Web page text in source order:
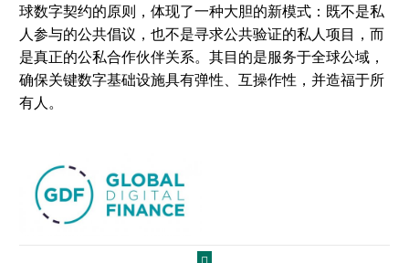
球数字契约的原则，体现了一种大胆的新模式：既不是私
人参与的公共倡议，也不是寻求公共验证的私人项目，而
是真正的公私合作伙伴关系。其目的是服务于全球公域，
确保关键数字基础设施具有弹性、互操作性，并造福于所
有人。